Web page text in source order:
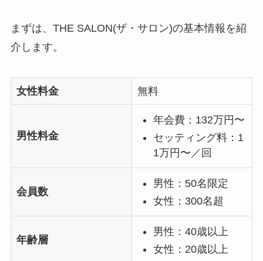
まずは、THE SALON(ザ・サロン)の基本情報を紹
介します。
女性料金 無料
男性料金
年会費：132万円〜
セッティング料：1
1万円〜／回
会員数
男性：50名限定
女性：300名超
年齢層
男性：40歳以上
女性：20歳以上